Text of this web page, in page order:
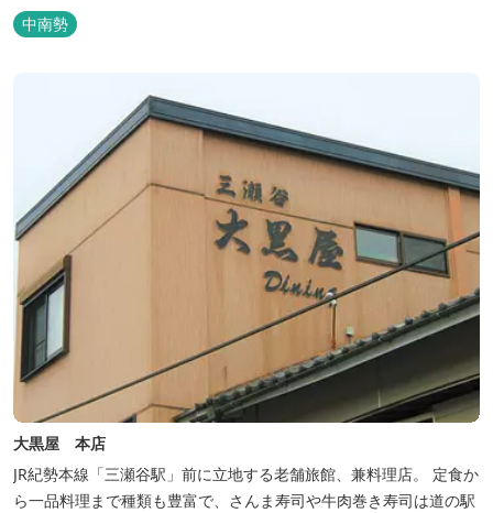
気で、週末は多くのキャンパーでにぎわっている。バンガローや5
タイプのテントサイトがある。展望台からは市街が一望できる。ま
込みOK！あらかじめご...
中南勢
大黒屋 本店
JR紀勢本線「三瀬谷駅」前に立地する老舗旅館、兼料理店。 定食か
ら一品料理まで種類も豊富で、さんま寿司や牛肉巻き寿司は道の駅